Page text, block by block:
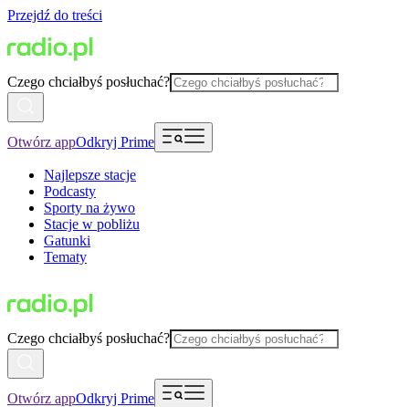
Przejdź do treści
Czego chciałbyś posłuchać?
Otwórz appOdkryj Prime
Najlepsze stacje
Podcasty
Sporty na żywo
Stacje w pobliżu
Gatunki
Tematy
Czego chciałbyś posłuchać?
Otwórz appOdkryj Prime